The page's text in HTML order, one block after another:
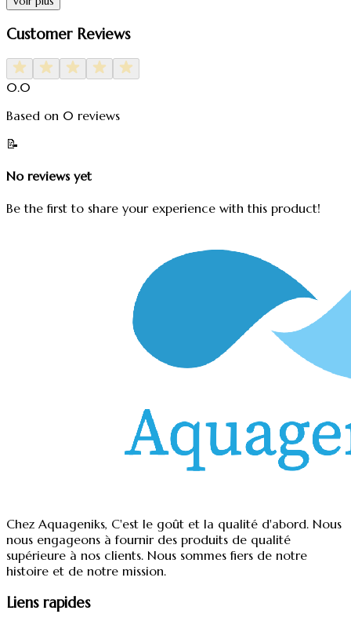
Customer Reviews
0.0
Based on 0 reviews
📝
No reviews yet
Be the first to share your experience with this product!
Chez Aquageniks, C'est le goût et la qualité d'abord. Nous
nous engageons à fournir des produits de qualité
supérieure à nos clients. Nous sommes fiers de notre
histoire et de notre mission.
Liens rapides